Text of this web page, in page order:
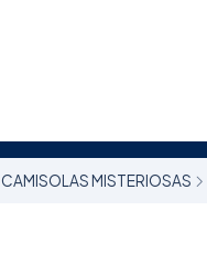
CAMISOLAS MISTERIOSAS